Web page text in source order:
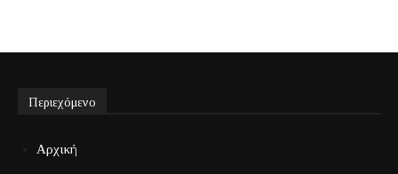
Περιεχόμενο
Αρχική